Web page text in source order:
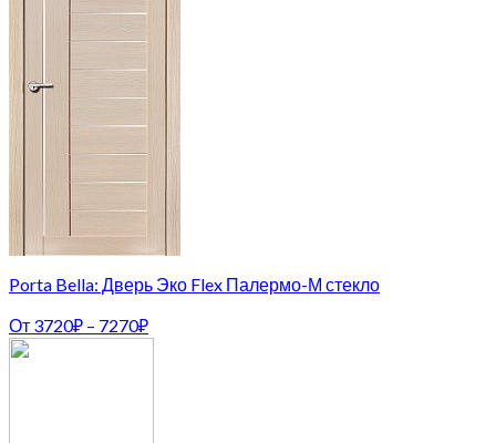
Porta Bella: Дверь Эко Flex Палермо-М стекло
От 3720₽ – 7270₽